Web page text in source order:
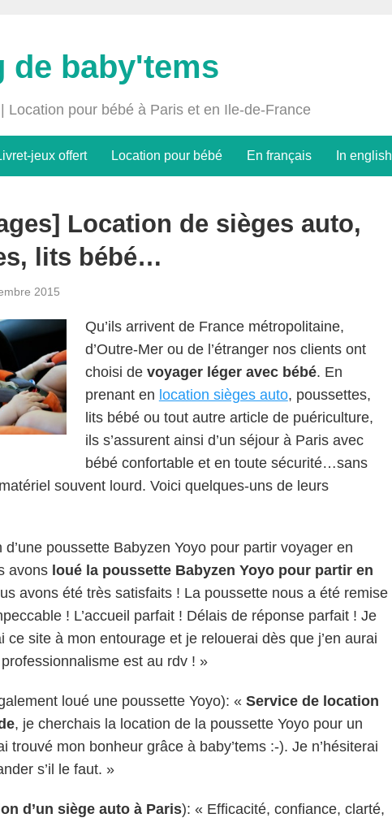
de baby'tems
Location pour bébé à Paris et en Ile-de-France
jeux offert Location pour bébé En français In english
Location de sièges auto,
lits bébé…
2015
Qu’ils arrivent de France métropolitaine,
d’Outre-Mer ou de l’étranger nos clients ont
choisi de voyager léger avec bébé. En
prenant en location sièges auto, poussettes,
lits bébé ou tout autre article de puériculture,
ils s’assurent ainsi d’un séjour à Paris avec
bébé confortable et en toute sécurité…sans
souvent lourd. Voici quelques-uns de leurs
poussette Babyzen Yoyo pour partir voyager en
avons loué la poussette Babyzen Yoyo pour partir en
avons été très satisfaits ! La poussette nous a été remise
! L’accueil parfait ! Délais de réponse parfait ! Je
ce site à mon entourage et je relouerai dès que j’en aurai
est au rdv ! »
loué une poussette Yoyo): « Service de location
, je cherchais la location de la poussette Yoyo pour un
trouvé mon bonheur grâce à baby’tems :-). Je n’hésiterai
s’il le faut. »
d’un siège auto à Paris): « Efficacité, confiance, clarté,